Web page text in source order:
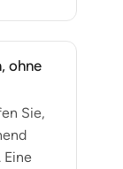
ohne
Sie,
Eine